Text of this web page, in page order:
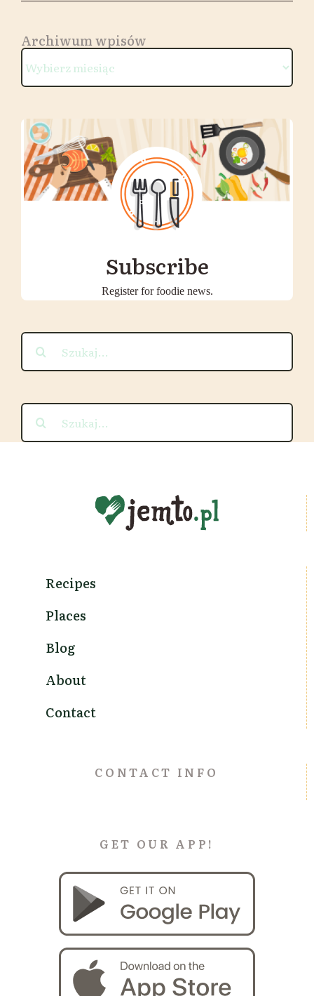
Archiwum wpisów
wpisów
Subscribe
Register for foodie news.
Recipes
Places
Blog
About
Contact
CONTACT INFO
GET OUR APP!